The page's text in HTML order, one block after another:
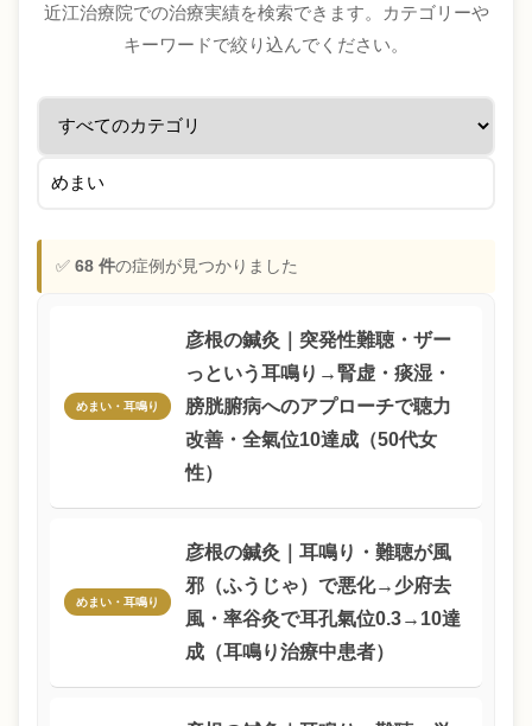
近江治療院での治療実績を検索できます。カテゴリーや
キーワードで絞り込んでください。
✅ 68 件の症例が見つかりました
めまい・耳鳴り
彦根の鍼灸｜突発性難聴・ザー
っという耳鳴り→腎虚・痰湿・
膀胱腑病へのアプローチで聴力
改善・全氣位10達成（50代女
性）
めまい・耳鳴り
彦根の鍼灸｜耳鳴り・難聴が風
邪（ふうじゃ）で悪化→少府去
風・率谷灸で耳孔氣位0.3→10達
成（耳鳴り治療中患者）